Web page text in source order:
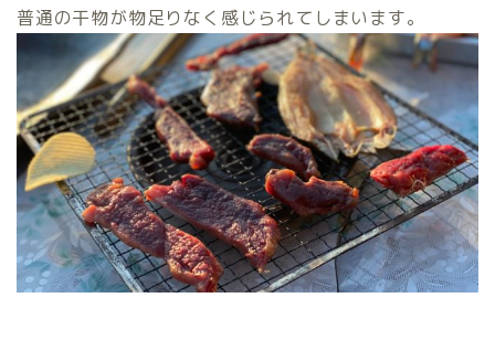
普通の干物が物足りなく感じられてしまいます。